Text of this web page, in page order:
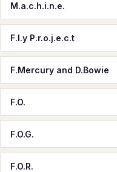
M.a.c.h.i.n.e.
F.l.y P.r.o.j.e.c.t
F.Mercury and D.Bowie
F.O.
F.O.G.
F.O.R.